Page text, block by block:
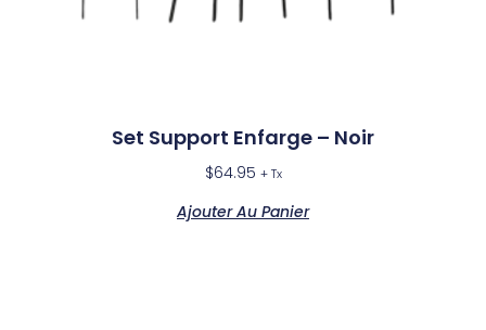
Set Support Enfarge – Noir
$64.95 + Tx
Ajouter Au Panier